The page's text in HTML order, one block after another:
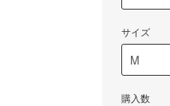
サイズ
購入数